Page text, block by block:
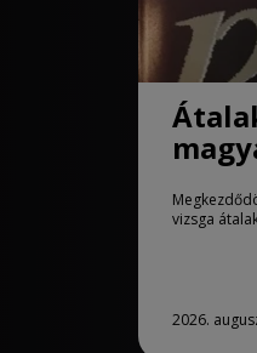
vizsga
2026.